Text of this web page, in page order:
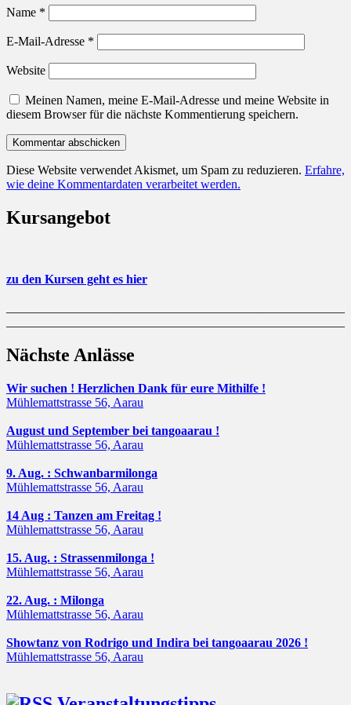
Name *
E-Mail-Adresse *
Website
Meinen Namen, meine E-Mail-Adresse und meine Website in
diesem Browser für die nächste Kommentierung speichern.
Diese Website verwendet Akismet, um Spam zu reduzieren. Erfahre,
wie deine Kommentardaten verarbeitet werden.
Kursangebot
zu den Kursen geht es hier
Nächste Anlässe
Wir suchen ! Herzlichen Dank für eure Mithilfe !
Mühlemattstrasse 56, Aarau
August und September bei tangoaarau !
Mühlemattstrasse 56, Aarau
9. Aug. : Schwanbarmilonga
Mühlemattstrasse 56, Aarau
14 Aug : Tanzen am Freitag !
Mühlemattstrasse 56, Aarau
15. Aug. : Strassenmilonga !
Mühlemattstrasse 56, Aarau
22. Aug. : Milonga
Mühlemattstrasse 56, Aarau
Showtanz von Rodrigo und Indira bei tangoaarau 2026 !
Mühlemattstrasse 56, Aarau